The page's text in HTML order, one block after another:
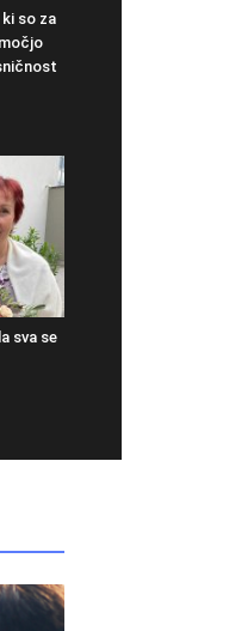
so za
sva se